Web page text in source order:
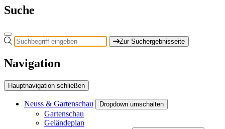
Suche
Zur Suchergebnisseite
Navigation
Hauptnavigation schließen
Neuss & Gartenschau Dropdown umschalten
Gartenschau
Geländeplan